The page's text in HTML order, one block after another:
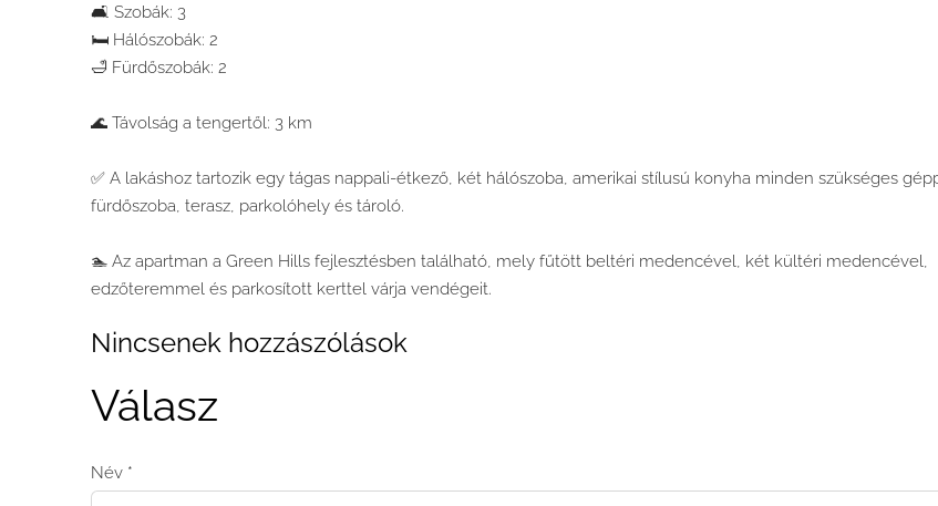
🛋️ Szobák: 3
🛏️ Hálószobák: 2
🛁 Fürdőszobák: 2
🌊 Távolság a tengertől: 3 km
✅ A lakáshoz tartozik egy tágas nappali-étkező, két hálószoba, amerikai stílusú konyha minden szükséges
fürdőszoba, terasz, parkolóhely és tároló.
🏊 Az apartman a Green Hills fejlesztésben található, mely fűtött beltéri medencével, két kültéri medencével,
edzőteremmel és parkosított kerttel várja vendégeit.
Nincsenek hozzászólások
Válasz
Név *